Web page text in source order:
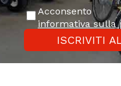
Acconsento
informativa sulla
ISCRIVITI